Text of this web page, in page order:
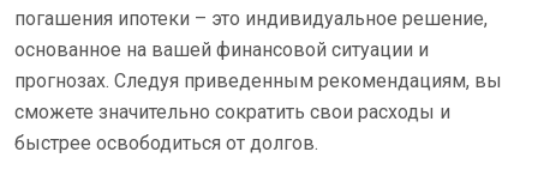
погашения ипотеки – это индивидуальное решение,
основанное на вашей финансовой ситуации и
прогнозах. Следуя приведенным рекомендациям, вы
сможете значительно сократить свои расходы и
быстрее освободиться от долгов.